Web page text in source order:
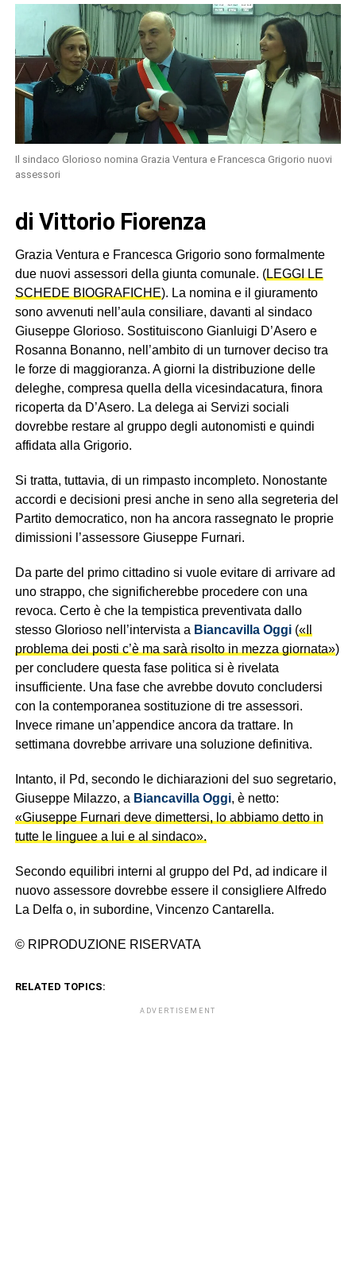
Il sindaco Glorioso nomina Grazia Ventura e Francesca Grigorio nuovi
assessori
di Vittorio Fiorenza
Grazia Ventura e Francesca Grigorio sono formalmente
due nuovi assessori della giunta comunale. (LEGGI LE
SCHEDE BIOGRAFICHE). La nomina e il giuramento
sono avvenuti nell’aula consiliare, davanti al sindaco
Giuseppe Glorioso. Sostituiscono Gianluigi D’Asero e
Rosanna Bonanno, nell’ambito di un turnover deciso tra
le forze di maggioranza. A giorni la distribuzione delle
deleghe, compresa quella della vicesindacatura, finora
ricoperta da D’Asero. La delega ai Servizi sociali
dovrebbe restare al gruppo degli autonomisti e quindi
affidata alla Grigorio.
Si tratta, tuttavia, di un rimpasto incompleto. Nonostante
accordi e decisioni presi anche in seno alla segreteria del
Partito democratico, non ha ancora rassegnato le proprie
dimissioni l’assessore Giuseppe Furnari.
Da parte del primo cittadino si vuole evitare di arrivare ad
uno strappo, che significherebbe procedere con una
revoca. Certo è che la tempistica preventivata dallo
stesso Glorioso nell’intervista a Biancavilla Oggi(«Il
problema dei posti c’è ma sarà risolto in mezza giornata»)
per concludere questa fase politica si è rivelata
insufficiente. Una fase che avrebbe dovuto concludersi
con la contemporanea sostituzione di tre assessori.
Invece rimane un’appendice ancora da trattare. In
settimana dovrebbe arrivare una soluzione definitiva.
Intanto, il Pd, secondo le dichiarazioni del suo segretario,
Giuseppe Milazzo, a Biancavilla Oggi, è netto:
«Giuseppe Furnari deve dimettersi, lo abbiamo detto in
tutte le linguee a lui e al sindaco».
Secondo equilibri interni al gruppo del Pd, ad indicare il
nuovo assessore dovrebbe essere il consigliere Alfredo
La Delfa o, in subordine, Vincenzo Cantarella.
© RIPRODUZIONE RISERVATA
RELATED TOPICS:
ADVERTISEMENT